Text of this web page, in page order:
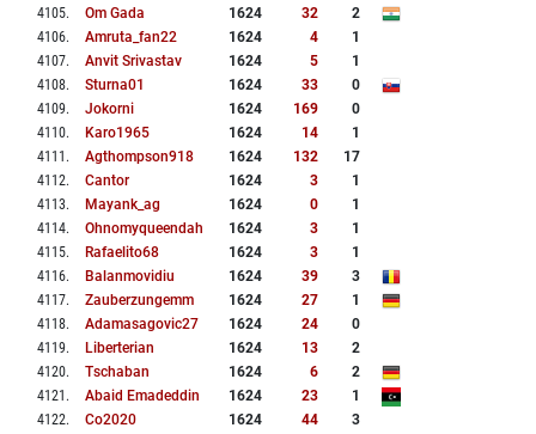
4105. Om Gada 1624 32
2
4106. Amruta_fan22 1624 4
1
4107. Anvit Srivastav 1624 5
1
4108. Sturna01 1624 33
0
4109. Jokorni 1624 169
0
4110. Karo1965 1624 14
1
4111 . Agthompson918 1624 132
17
4112. Cantor 1624 3
1
4113. Mayank_ag 1624 0
1
4114. Ohnomyqueendah 1624 3
1
4115. Rafaelito68 1624 3
1
4116. Balanmovidiu 1624 39
3
4117. Zauberzungemm 1624 27
1
4118. Adamasagovic27 1624 24
0
4119. Liberterian 1624 13
2
4120. Tschaban 1624 6
2
4121 . Abaid Emadeddin 1624 23
1
4122. Co2020 1624 44
3